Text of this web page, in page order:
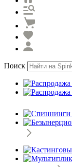
Поиск